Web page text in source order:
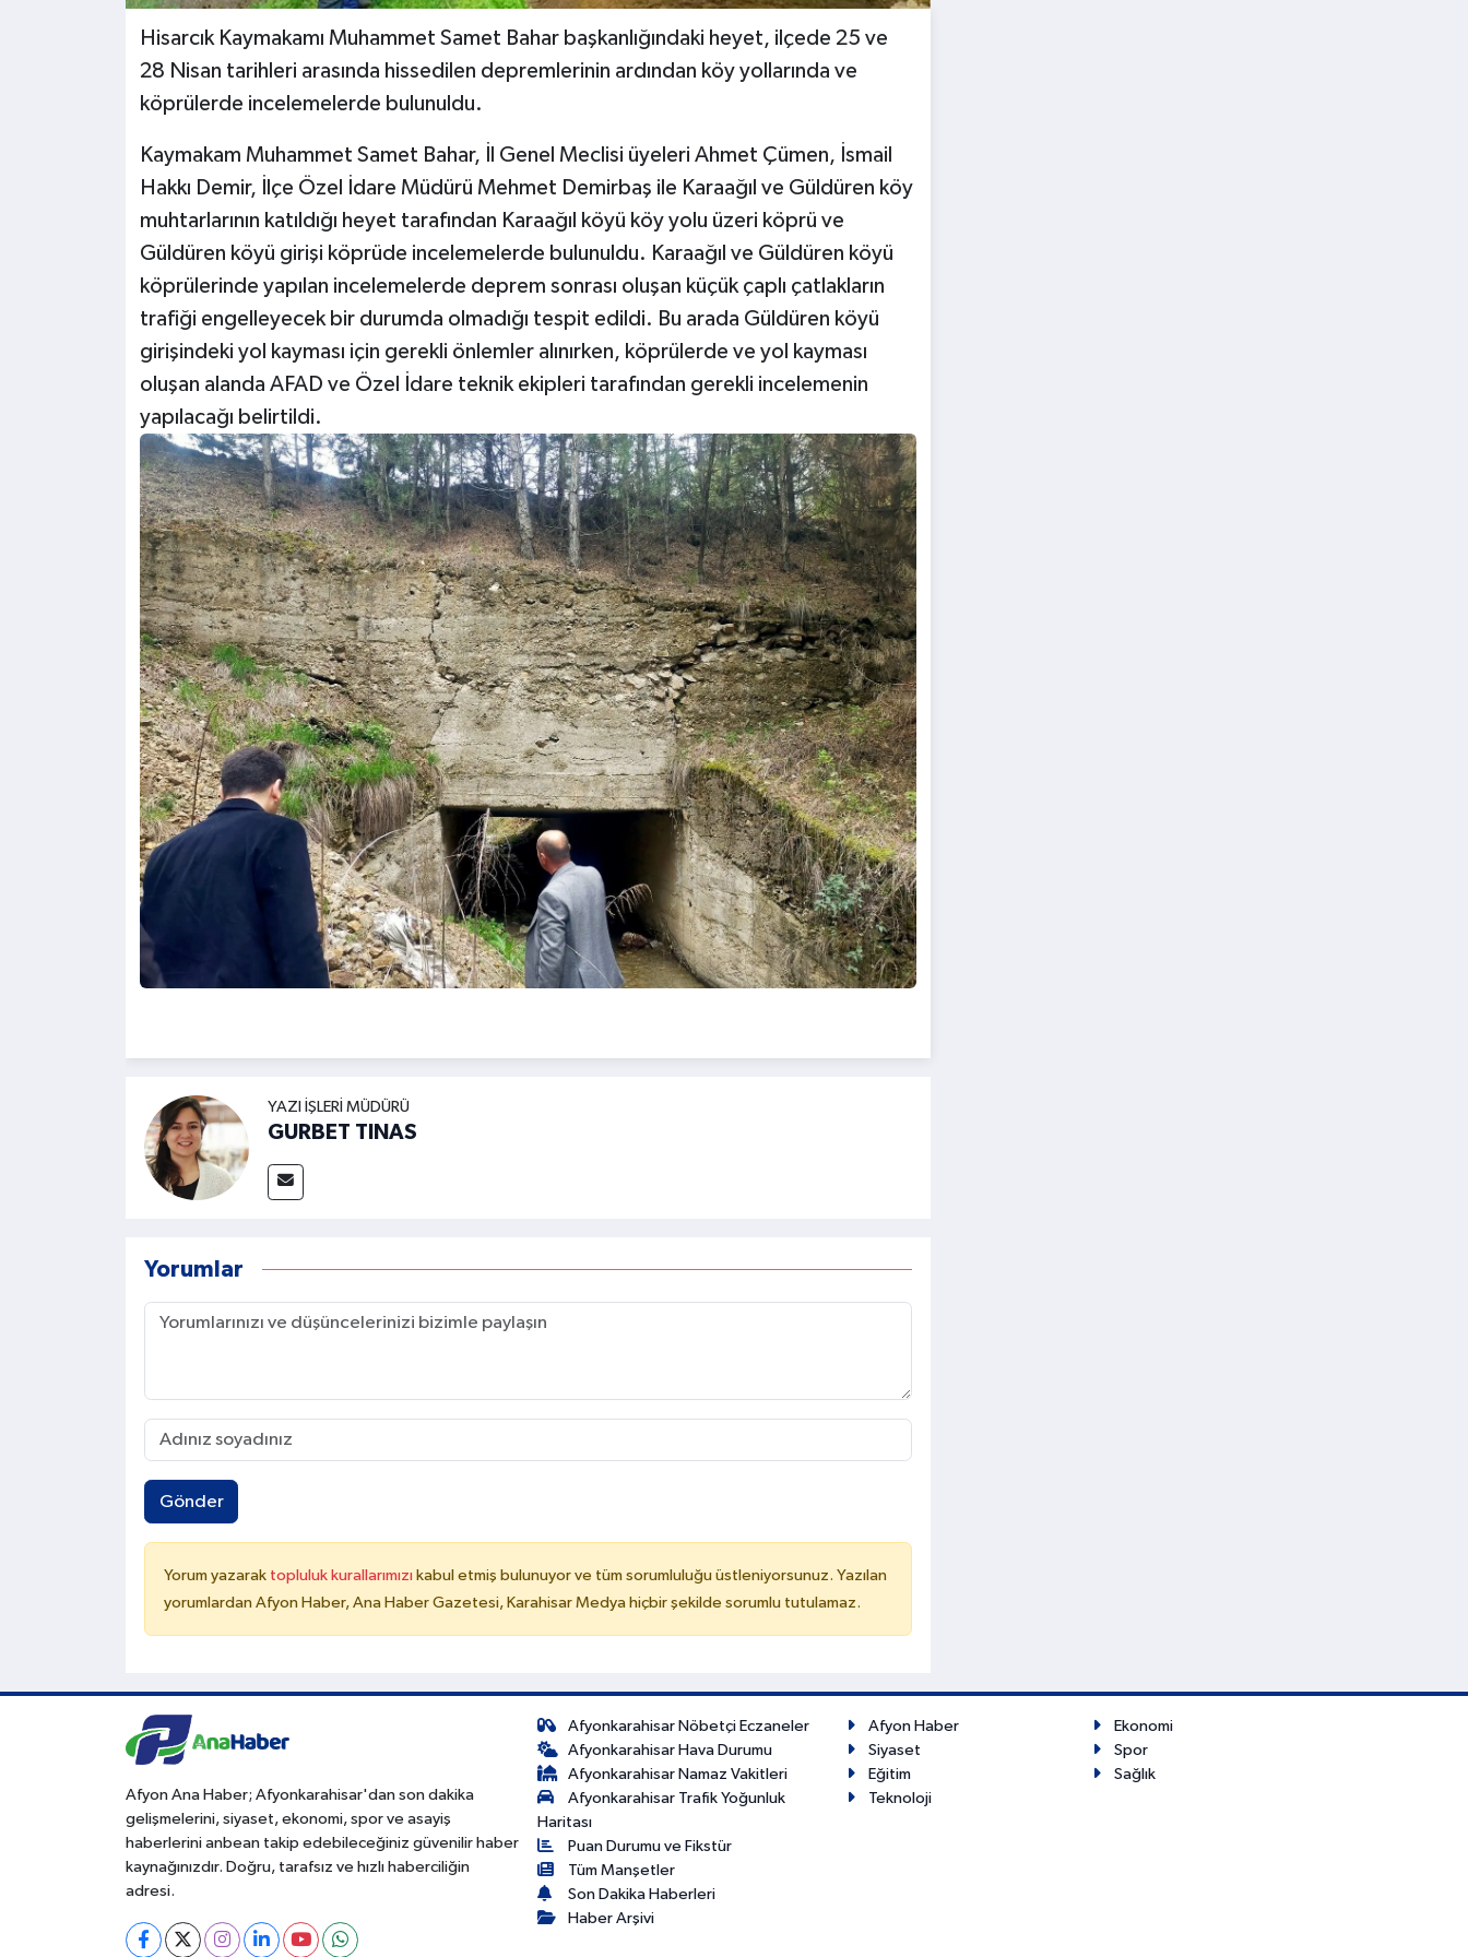
Hisarcık Kaymakamı Muhammet Samet Bahar başkanlığındaki heyet, ilçede 25 ve
28 Nisan tarihleri arasında hissedilen depremlerinin ardından köy yollarında ve
köprülerde incelemelerde bulunuldu.
Kaymakam Muhammet Samet Bahar, İl Genel Meclisi üyeleri Ahmet Çümen, İsmail
Hakkı Demir, İlçe Özel İdare Müdürü Mehmet Demirbaş ile Karaağıl ve Güldüren köy
muhtarlarının katıldığı heyet tarafından Karaağıl köyü köy yolu üzeri köprü ve
Güldüren köyü girişi köprüde incelemelerde bulunuldu. Karaağıl ve Güldüren köyü
köprülerinde yapılan incelemelerde deprem sonrası oluşan küçük çaplı çatlakların
trafiği engelleyecek bir durumda olmadığı tespit edildi. Bu arada Güldüren köyü
girişindeki yol kayması için gerekli önlemler alınırken, köprülerde ve yol kayması
oluşan alanda AFAD ve Özel İdare teknik ekipleri tarafından gerekli incelemenin
yapılacağı belirtildi.
YAZI İŞLERI MÜDÜRÜ
GURBET TINAS
Yorumlar
Gönder
Yorum yazarak topluluk kurallarımızı kabul etmiş bulunuyor ve tüm sorumluluğu üstleniyorsunuz. Yazılan
yorumlardan Afyon Haber, Ana Haber Gazetesi, Karahisar Medya hiçbir şekilde sorumlu tutulamaz.
Afyon Ana Haber; Afyonkarahisar'dan son dakika
gelişmelerini, siyaset, ekonomi, spor ve asayiş
haberlerini anbean takip edebileceğiniz güvenilir haber
kaynağınızdır. Doğru, tarafsız ve hızlı haberciliğin
adresi.
Afyonkarahisar Nöbetçi Eczaneler
Afyonkarahisar Hava Durumu
Afyonkarahisar Namaz Vakitleri
Afyonkarahisar Trafik Yoğunluk
Haritası
Puan Durumu ve Fikstür
Tüm Manşetler
Son Dakika Haberleri
Haber Arşivi
Afyon Haber
Ekonomi
Siyaset
Spor
Eğitim
Sağlık
Teknoloji